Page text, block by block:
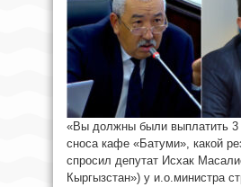
«Вы должны были выплатить
сноса кафе «Батуми», какой
спросил депутат Исхак
Кыргызстан») у и.о.министра